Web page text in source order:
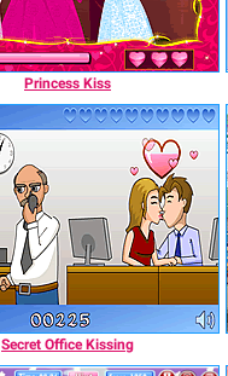
Princess Kiss
Secret Office Kissing